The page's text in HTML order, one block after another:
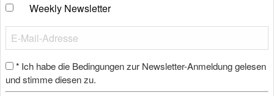
Weekly Newsletter
* Ich habe die Bedingungen zur Newsletter-Anmeldung gelesen
und stimme diesen zu.